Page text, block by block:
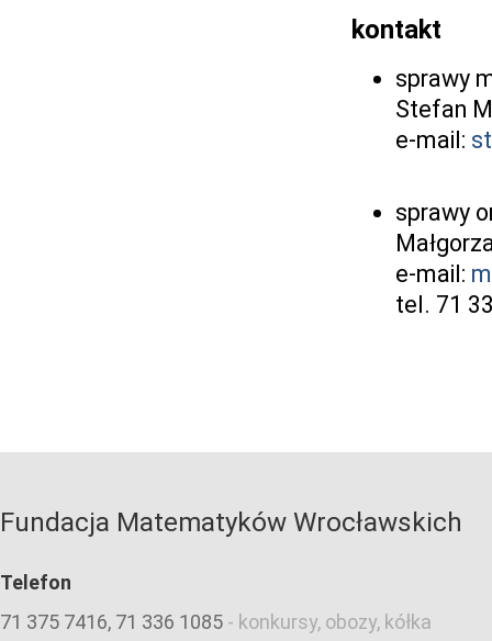
kontakt
sprawy
Stefan
e-mail:
sprawy
e-mail:
tel. 71
Fundacja Matematyków Wrocławskich
Telefon
71 375 7416, 71 336 1085 - konkursy, obozy, kółka